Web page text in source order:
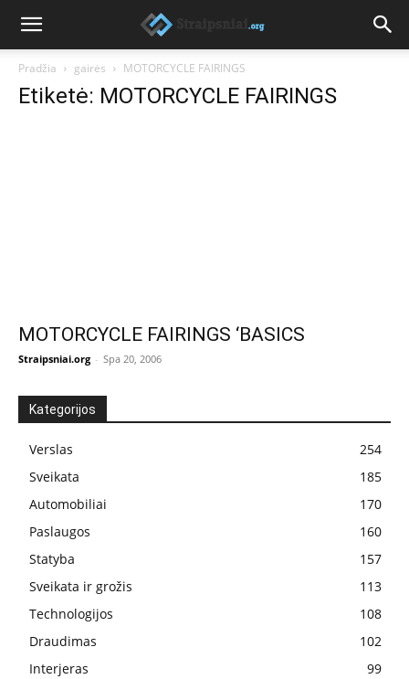
Pradžia gairės MOTORCYCLE FAIRINGS
Etiketė: MOTORCYCLE FAIRINGS
MOTORCYCLE FAIRINGS ‘BASICS
Straipsniai.org - Spa 20, 2006
Kategorijos
Verslas
254
Sveikata
185
Automobiliai
170
Paslaugos
160
Statyba
157
Sveikata ir grožis
113
Technologijos
108
Draudimas
102
Interjeras
99